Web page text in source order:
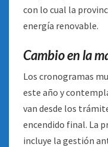
con lo cual la
energía renovable.
Cambio en la
Los cronogramas
este año y
van desde los
encendido final. La
incluye la gestión